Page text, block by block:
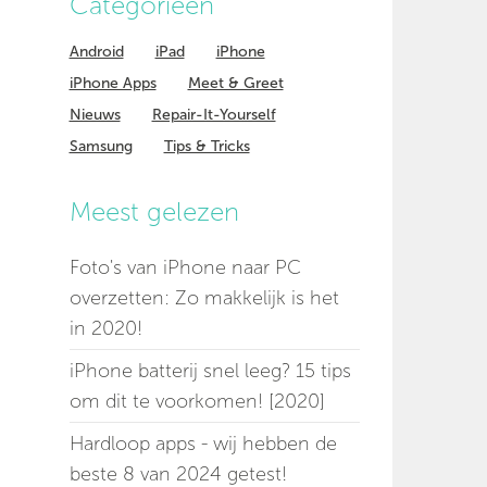
Android iPad
iPhone
iPhone Apps
Meet & Greet
Nieuws
Repair-It-Yourself
Samsung
Tips & Tricks
Meest gelezen
Foto's van iPhone naar PC
overzetten: Zo makkelijk is het
in 2020!
iPhone batterij snel leeg? 15 tips
om dit te voorkomen! [2020]
Hardloop apps - wij hebben de
beste 8 van 2024 getest!